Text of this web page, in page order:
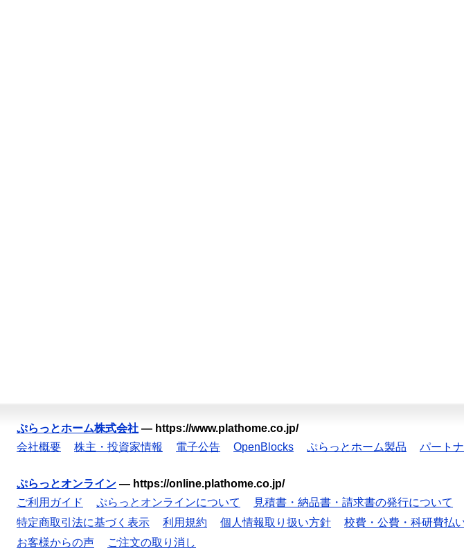
ぷらっとホーム株式会社 — https://www.plathome.co.jp/
会社概要
株主・投資家情報 電子公告 OpenBlocks ぷらっとホーム製品 パート
ぷらっとオンライン — https://online.plathome.co.jp/
ご利用ガイド
ぷらっとオンラインについて 見積書・納品書・請求書の発行について
特定商取引法に基づく表示
利用規約 個人情報取り扱い方針 校費・公費・科研費払
お客様からの声
ご注文の取り消し